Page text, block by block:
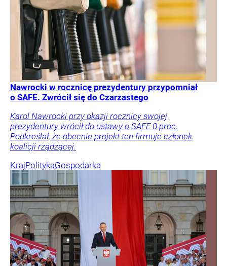
Nawrocki w rocznicę prezydentury przypomniał
o SAFE. Zwrócił się do Czarzastego
Karol Nawrocki przy okazji rocznicy swojej
prezydentury wrócił do ustawy o SAFE 0 proc.
Podkreślał, że obecnie projekt ten firmuje członek
koalicji rządzącej.
KrajPolitykaGospodarka